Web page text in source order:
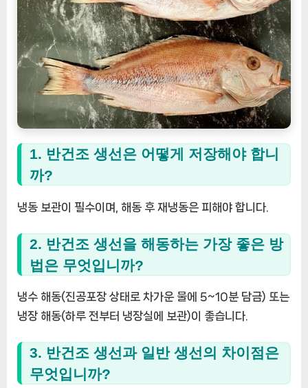
1. 반건조 생선은 어떻게 저장해야 합니
까?
냉동 보관이 필수이며, 해동 후 재냉동은 피해야 합니다.
2. 반건조 생선을 해동하는 가장 좋은 방
법은 무엇입니까?
냉수 해동(진공포장 상태로 차가운 물에 5~10분 담금) 또는
냉장 해동(하루 전부터 냉장실에 보관)이 좋습니다.
3. 반건조 생선과 일반 생선의 차이점은
무엇입니까?